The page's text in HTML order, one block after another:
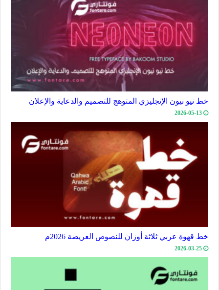
خط نيو نيون الإنجليزي المتوهج للتصميم والدعاية والإعلان
2026-05-13
خط قهوة عربي ثلاثة أوزان للنصوص العريضة 2026م
2026-03-25